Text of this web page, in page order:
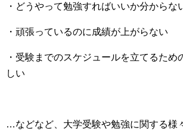
・どうやって勉強すればいいか分からな
・頑張っているのに成績が上がらない
・受験までのスケジュールを立てるため
しい
…などなど、大学受験や勉強に関する様